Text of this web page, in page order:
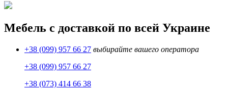
Мебель с доставкой по всей Украине
+38 (099) 957 66 27 выбирайте вашего оператора
+38 (099) 957 66 27
+38 (073) 414 66 38